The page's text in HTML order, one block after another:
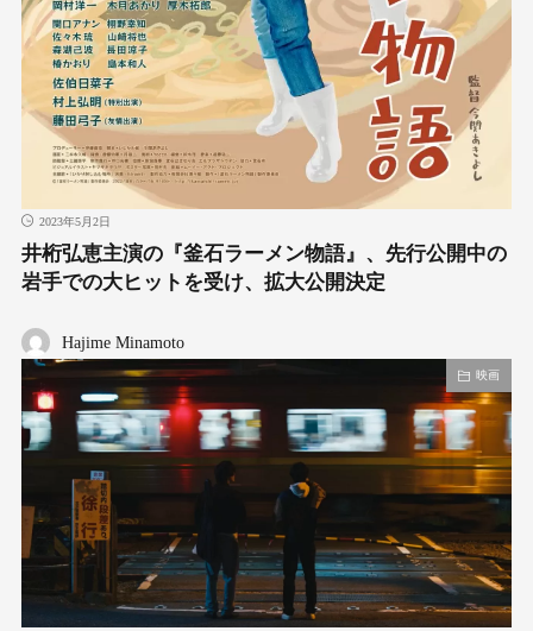
2023年5月2日
井桁弘恵主演の『釜石ラーメン物語』、先行公開中の
岩手での大ヒットを受け、拡大公開決定
Hajime Minamoto
映画